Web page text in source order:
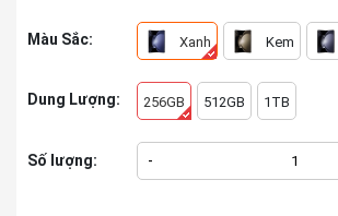
Màu Sắc: Xanh Kem
Dung Lượng: 256GB 512GB 1TB
Số lượng: -